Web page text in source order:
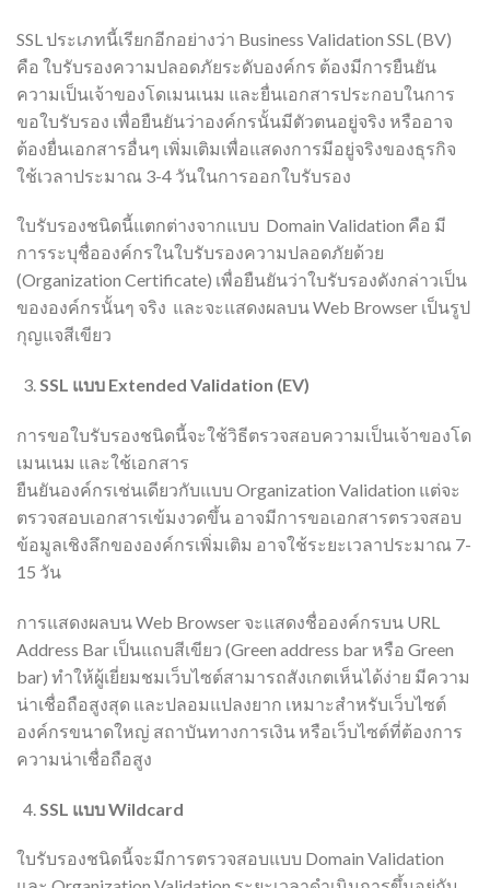
SSL ประเภทนี้เรียกอีกอย่างว่า Business Validation SSL (BV)
คือ ใบรับรองความปลอดภัยระดับองค์กร ต้องมีการยืนยัน
ความเป็นเจ้าของโดเมนเนม และยื่นเอกสารประกอบในการ
ขอใบรับรอง เพื่อยืนยันว่าองค์กรนั้นมีตัวตนอยู่จริง หรืออาจ
ต้องยื่นเอกสารอื่นๆ เพิ่มเติมเพื่อแสดงการมีอยู่จริงของธุรกิจ
ใช้เวลาประมาณ 3-4 วันในการออกใบรับรอง
ใบรับรองชนิดนี้แตกต่างจากแบบ Domain Validation คือ มี
การระบุชื่อองค์กรในใบรับรองความปลอดภัยด้วย
(Organization Certificate) เพื่อยืนยันว่าใบรับรองดังกล่าวเป็น
ขององค์กรนั้นๆ จริง และจะแสดงผลบน Web Browser เป็นรูป
กุญแจสีเขียว
SSL แบบ Extended Validation (EV)
การขอใบรับรองชนิดนี้จะใช้วิธีตรวจสอบความเป็นเจ้าของโด
เมนเนม และใช้เอกสาร
ยืนยันองค์กรเช่นเดียวกับแบบ Organization Validation แต่จะ
ตรวจสอบเอกสารเข้มงวดขึ้น อาจมีการขอเอกสารตรวจสอบ
ข้อมูลเชิงลึกขององค์กรเพิ่มเติม อาจใช้ระยะเวลาประมาณ 7-
15 วัน
การแสดงผลบน Web Browser จะแสดงชื่อองค์กรบน URL
Address Bar เป็นแถบสีเขียว (Green address bar หรือ Green
bar) ทำให้ผู้เยี่ยมชมเว็บไซต์สามารถสังเกตเห็นได้ง่าย มีความ
น่าเชื่อถือสูงสุด และปลอมแปลงยาก เหมาะสำหรับเว็บไซต์
องค์กรขนาดใหญ่ สถาบันทางการเงิน หรือเว็บไซต์ที่ต้องการ
ความน่าเชื่อถือสูง
SSL แบบ Wildcard
ใบรับรองชนิดนี้จะมีการตรวจสอบแบบ Domain Validation